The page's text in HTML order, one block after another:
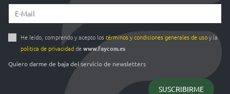
He leído, comprendo y acepto los términos y condiciones generales de usoy la
política de privacidaddewww.faycom.es
Quiero darme de baja del servicio de newsletters